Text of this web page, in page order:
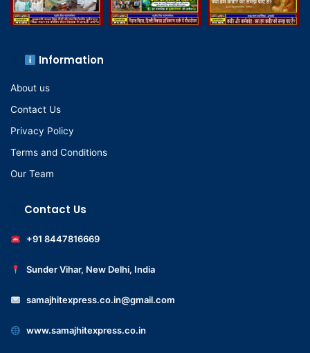
Information
About us
Contact Us
Privacy Policy
Terms and Conditions
Our Team
Contact Us
+91 8447816669
Sunder Vihar, New Delhi, India
samajhitexpress.co.in@gmail.com
www.samajhitexpress.co.in